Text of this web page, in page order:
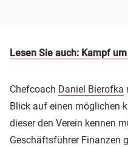
Lesen Sie auch: Kampf
Chefcoach Daniel Bierofka
Blick auf einen möglichen
dieser den Verein kennen
Geschäftsführer Finanzen